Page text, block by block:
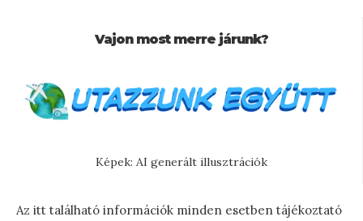
Vajon most merre járunk?
Képek: AI generált illusztrációk
Az itt található információk minden esetben tájékoztató